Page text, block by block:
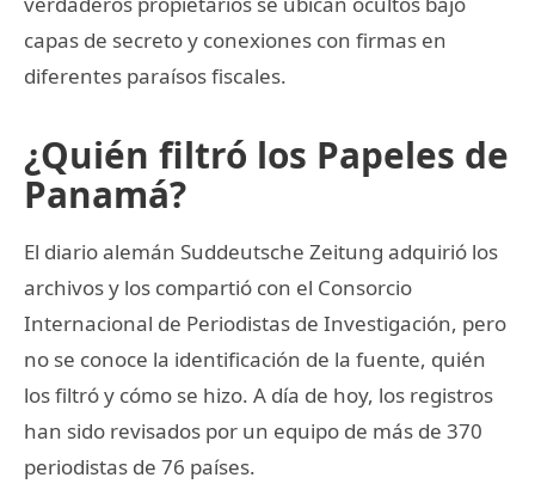
capas de secreto y conexiones con firmas en
diferentes paraísos fiscales.
¿Quién filtró los Papeles de
Panamá?
El diario alemán Suddeutsche Zeitung adquirió los
archivos y los compartió con el Consorcio
Internacional de Periodistas de Investigación, pero
no se conoce la identificación de la fuente, quién
los filtró y cómo se hizo. A día de hoy, los registros
han sido revisados por un equipo de más de 370
periodistas de 76 países.